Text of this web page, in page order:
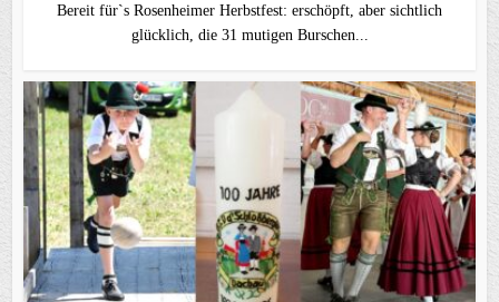
Bereit für`s Rosenheimer Herbstfest: erschöpft, aber sichtlich
glücklich, die 31 mutigen Burschen...